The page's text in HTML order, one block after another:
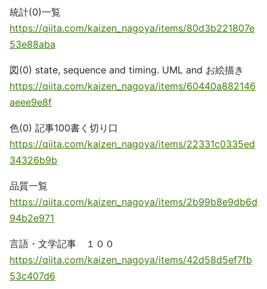
統計(0)一覧
https://qiita.com/kaizen_nagoya/items/80d3b221807e
53e88aba
図(0) state, sequence and timing. UML and お絵描き
https://qiita.com/kaizen_nagoya/items/60440a882146
aeee9e8f
色(0) 記事100書く切り口
https://qiita.com/kaizen_nagoya/items/22331c0335ed
34326b9b
品質一覧
https://qiita.com/kaizen_nagoya/items/2b99b8e9db6d
94b2e971
言語・文学記事 １００
https://qiita.com/kaizen_nagoya/items/42d58d5ef7fb
53c407d6